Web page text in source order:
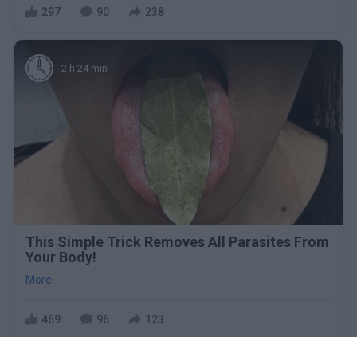
297 90 238
2 h 24 min
This Simple Trick Removes All Parasites From
Your Body!
More
469 96 123